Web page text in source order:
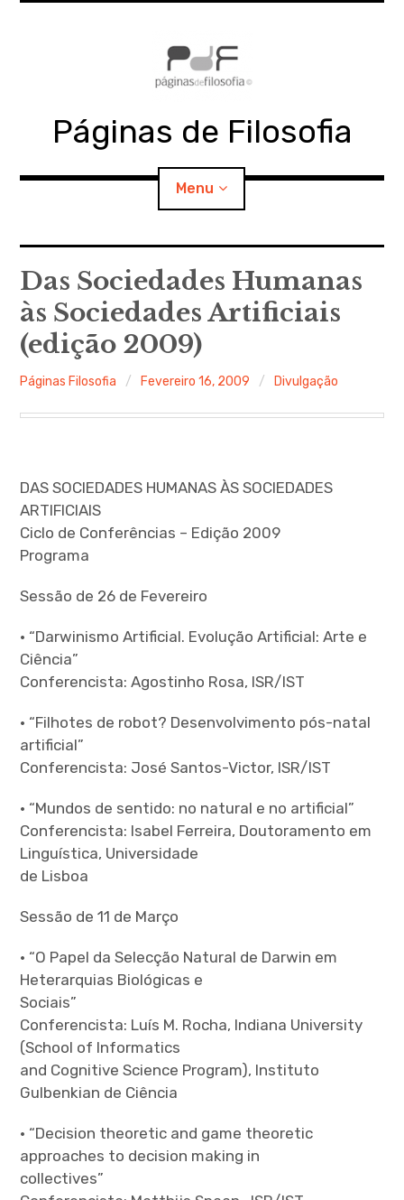
Páginas de Filosofia
Menu
PdF child
menu
SECÇÕES
MATERIAIS
child
menu
Das Sociedades Humanas
às Sociedades Artificiais
(edição 2009)
Páginas Filosofia Fevereiro 16, 2009 Divulgação
DAS SOCIEDADES HUMANAS ÀS SOCIEDADES
ARTIFICIAIS
Ciclo de Conferências – Edição 2009
Programa
Sessão de 26 de Fevereiro
• “Darwinismo Artificial. Evolução Artificial: Arte e
Ciência”
Conferencista: Agostinho Rosa, ISR/IST
• “Filhotes de robot? Desenvolvimento pós-natal
artificial”
Conferencista: José Santos-Victor, ISR/IST
• “Mundos de sentido: no natural e no artificial”
Conferencista: Isabel Ferreira, Doutoramento em
Linguística, Universidade
de Lisboa
Sessão de 11 de Março
• “O Papel da Selecção Natural de Darwin em
Heterarquias Biológicas e
Sociais”
Conferencista: Luís M. Rocha, Indiana University
(School of Informatics
and Cognitive Science Program), Instituto
Gulbenkian de Ciência
• “Decision theoretic and game theoretic
approaches to decision making in
collectives”